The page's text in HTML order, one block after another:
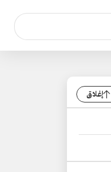
إغلاق